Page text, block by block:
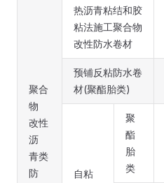
聚合
物
改性
沥
青类
防
热沥青粘结和胶
粘法施工聚合物
改性防水卷材
预铺反粘防水卷
材(聚酯胎类)
自粘
聚
酯
胎
类